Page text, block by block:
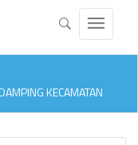
KECAMATAN